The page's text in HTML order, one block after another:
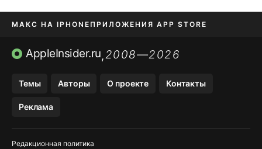
МАКС НА IPHONE ПРИЛОЖЕНИЯ APP STORE
TIKTOK НА IPHONEПРИЛОЖЕНИЯ БЕЗ APP STORE
AppleInsider.ru,2008—2026
Темы Авторы О проекте Контакты
Реклама
Редакционная политика